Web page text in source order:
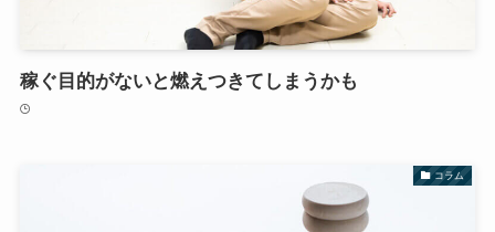
稼ぐ目的がないと燃えつきてしまうかも
コラム